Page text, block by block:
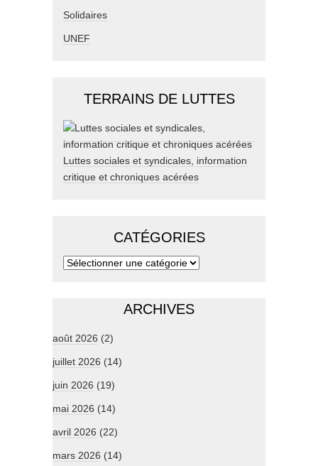
Solidaires
UNEF
TERRAINS DE LUTTES
Luttes sociales et syndicales, information
critique et chroniques acérées
CATÉGORIES
ARCHIVES
août 2026 (2)
juillet 2026 (14)
juin 2026 (19)
mai 2026 (14)
avril 2026 (22)
mars 2026 (14)